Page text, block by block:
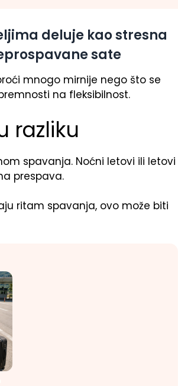
deluje kao stresna
sate
mnogo mirnije nego što se
na fleksibilnost.
razliku
spavanja. Noćni letovi ili letovi
prespava.
ritam spavanja, ovo može biti